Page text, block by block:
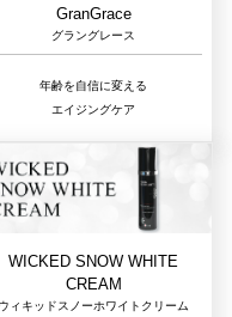
GranGrace
グラングレース
年齢を自信に変える
エイジングケア
WICKED SNOW WHITE
CREAM
ウィキッドスノーホワイトクリーム